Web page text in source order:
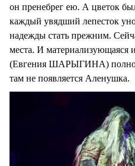
он пренебрег ею. А цветок
каждый увядший лепесток
надежды стать прежним.
места. И материализующаяся
(Евгения ШАРЫГИНА)
там не появляется Аленушка.